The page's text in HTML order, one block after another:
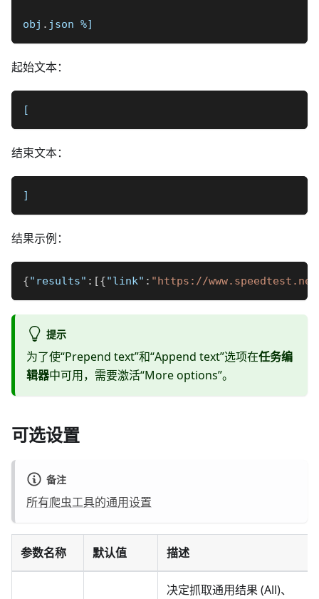
obj . json %]
起始文本：
[
结束文本：
]
结果示例：
{"results" : [{"link" : "https://
提示
为了使“Prepend text”和“Append text”选项在任务编
辑器中可用，需要激活“More options”。
可选设置
备注
所有爬虫工具的通用设置
参数名称 默认值 描述
决定抓取通用结果 (All)、